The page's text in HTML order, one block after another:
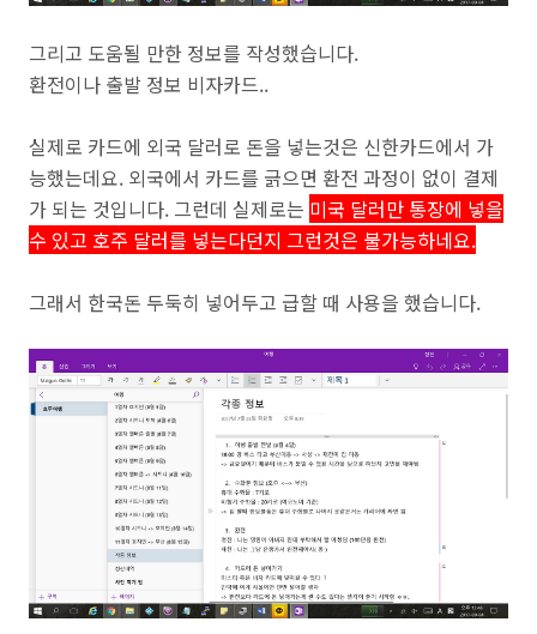
그리고 도움될 만한 정보를 작성했습니다.
환전이나 출발 정보 비자카드..
실제로 카드에 외국 달러로 돈을 넣는것은 신한카드에서 가
능했는데요. 외국에서 카드를 긁으면 환전 과정이 없이 결제
가 되는 것입니다. 그런데 실제로는 미국 달러만 통장에 넣을
수 있고 호주 달러를 넣는다던지 그런것은 불가능하네요.
그래서 한국돈 두둑히 넣어두고 급할 때 사용을 했습니다.